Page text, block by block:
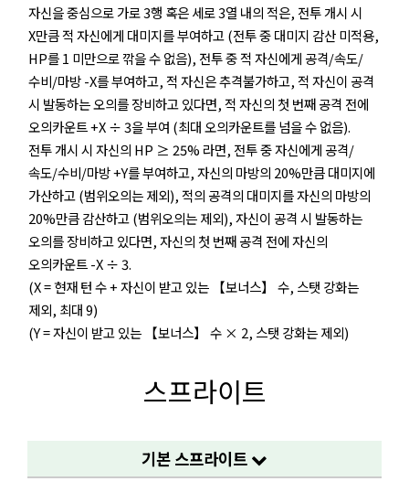
자신을 중심으로 가로 3행 혹은 세로 3열 내의 적은, 전투 개시 시
X만큼 적 자신에게 대미지를 부여하고 (전투 중 대미지 감산 미적용,
HP를 1 미만으로 깎을 수 없음), 전투 중 적 자신에게 공격/속도/
수비/마방 -X를 부여하고, 적 자신은 추격불가하고, 적 자신이 공격
시 발동하는 오의를 장비하고 있다면, 적 자신의 첫 번째 공격 전에
오의카운트 +X ÷ 3을 부여 (최대 오의카운트를 넘을 수 없음).
전투 개시 시 자신의 HP ≥ 25% 라면, 전투 중 자신에게 공격/
속도/수비/마방 +Y를 부여하고, 자신의 마방의 20%만큼 대미지에
가산하고 (범위오의는 제외), 적의 공격의 대미지를 자신의 마방의
20%만큼 감산하고 (범위오의는 제외), 자신이 공격 시 발동하는
오의를 장비하고 있다면, 자신의 첫 번째 공격 전에 자신의
오의카운트 -X ÷ 3.
(X = 현재 턴 수 + 자신이 받고 있는 【보너스】 수, 스탯 강화는
제외, 최대 9)
(Y = 자신이 받고 있는 【보너스】 수 × 2, 스탯 강화는 제외)
스프라이트
기본 스프라이트